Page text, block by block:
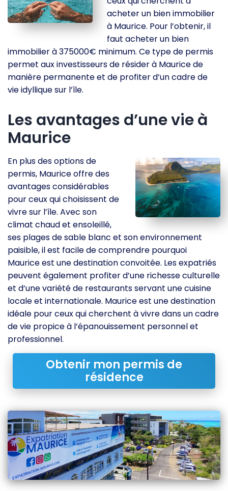
acheter un bien immobilier
à Maurice. Pour l’obtenir, il
faut acheter un bien
immobilier à 375000€ minimum. Ce type de permis
permet aux investisseurs de résider à Maurice de
manière permanente et de profiter d’un cadre de
vie idyllique sur l’île.
Les avantages d’une vie à
Maurice
En plus des options de
permis, Maurice offre des
avantages considérables
pour ceux qui choisissent de
vivre sur l’île. Avec son
climat chaud et ensoleillé,
ses plages de sable blanc et son environnement
paisible, il est facile de comprendre pourquoi
Maurice est une destination convoitée. Les expatriés
peuvent également profiter d’une richesse culturelle
et d’une variété de restaurants servant une cuisine
locale et internationale. Maurice est une destination
idéale pour ceux qui cherchent à vivre dans un cadre
de vie propice à l’épanouissement personnel et
professionnel.
Obtenir mon permis de
résidence